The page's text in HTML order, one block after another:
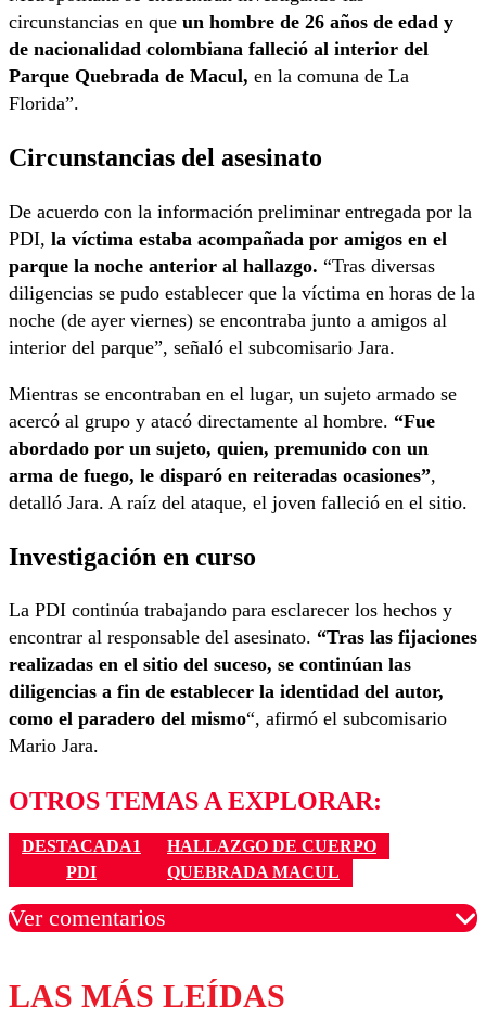
circunstancias en que un hombre de 26 años de edad y
de nacionalidad colombiana falleció al interior del
Parque Quebrada de Macul, en la comuna de La
Florida”.
Circunstancias del asesinato
De acuerdo con la información preliminar entregada por la
PDI, la víctima estaba acompañada por amigos en el
parque la noche anterior al hallazgo. “Tras diversas
diligencias se pudo establecer que la víctima en horas de la
noche (de ayer viernes) se encontraba junto a amigos al
interior del parque”, señaló el subcomisario Jara.
Mientras se encontraban en el lugar, un sujeto armado se
acercó al grupo y atacó directamente al hombre. “Fue
abordado por un sujeto, quien, premunido con un
arma de fuego, le disparó en reiteradas ocasiones”,
detalló Jara. A raíz del ataque, el joven falleció en el sitio.
Investigación en curso
La PDI continúa trabajando para esclarecer los hechos y
encontrar al responsable del asesinato. “Tras las fijaciones
realizadas en el sitio del suceso, se continúan las
diligencias a fin de establecer la identidad del autor,
como el paradero del mismo“, afirmó el subcomisario
Mario Jara.
OTROS TEMAS A EXPLORAR:
DESTACADA1
HALLAZGO DE CUERPO
PDI
QUEBRADA MACUL
Ver comentarios
Los comentarios son moderados para garantizar un
diálogo respetuoso.
LAS MÁS LEÍDAS